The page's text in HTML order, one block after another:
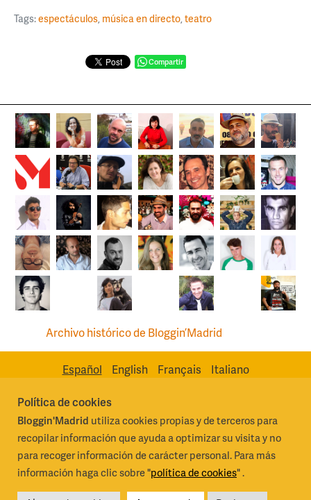
Tags:espectáculos, música en directo,teatro
Compartir
Archivo histórico de Bloggin’Madrid
Español English Français Italiano
Madrid Destino Cultura Turismo y Negocio, S.A.
Algunos derechos
reservados 2026
Condiciones generales de uso
Política de cookies
Bloggin'Madrid utiliza cookies propias y de terceros para
recopilar información que ayuda a optimizar su visita y no
para recoger información de carácter personal. Para más
información haga clic sobre "política de cookies" .